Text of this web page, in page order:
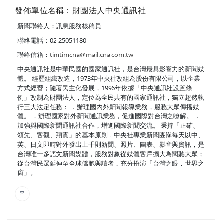
發佈單位名稱：財團法人中央通訊社
新聞聯絡人：訊息服務核稿員
聯絡電話：02-25051180
聯絡信箱： timtimcna@mail.cna.com.tw
中央通訊社是中華民國的國家通訊社，是台灣最具影響力的新聞媒
體。 經歷組織改造，1973年中央社改組為股份有限公司，以企業
方式經營；隨著民主化發展，1996年依據「中央通訊社設置條
例」改制為財團法人，定位為全民共有的國家通訊社，獨立超然執
行三大法定任務： ．辦理國內外新聞報導業務，服務大眾傳播媒
體。 ．辦理國家對外新聞通訊業務，促進國際對台灣之瞭解。 ．
加強與國際新聞通訊社合作，增進國際新聞交流。 秉持「正確、
領先、客觀、翔實」的基本原則，中央社專業新聞團隊每天以中、
英、日文即時對外發出上千則新聞、照片、圖表、影音與資訊，是
台灣唯一多語文新聞媒體，服務對象從媒體客戶擴大為閱聽大眾；
從台灣民眾延伸至全球僑胞與讀者，充分扮演「台灣之眼，世界之
窗」。